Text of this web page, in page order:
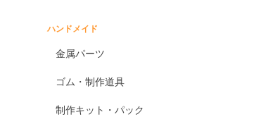
ハンドメイド
金属パーツ
ゴム・制作道具
制作キット・パック